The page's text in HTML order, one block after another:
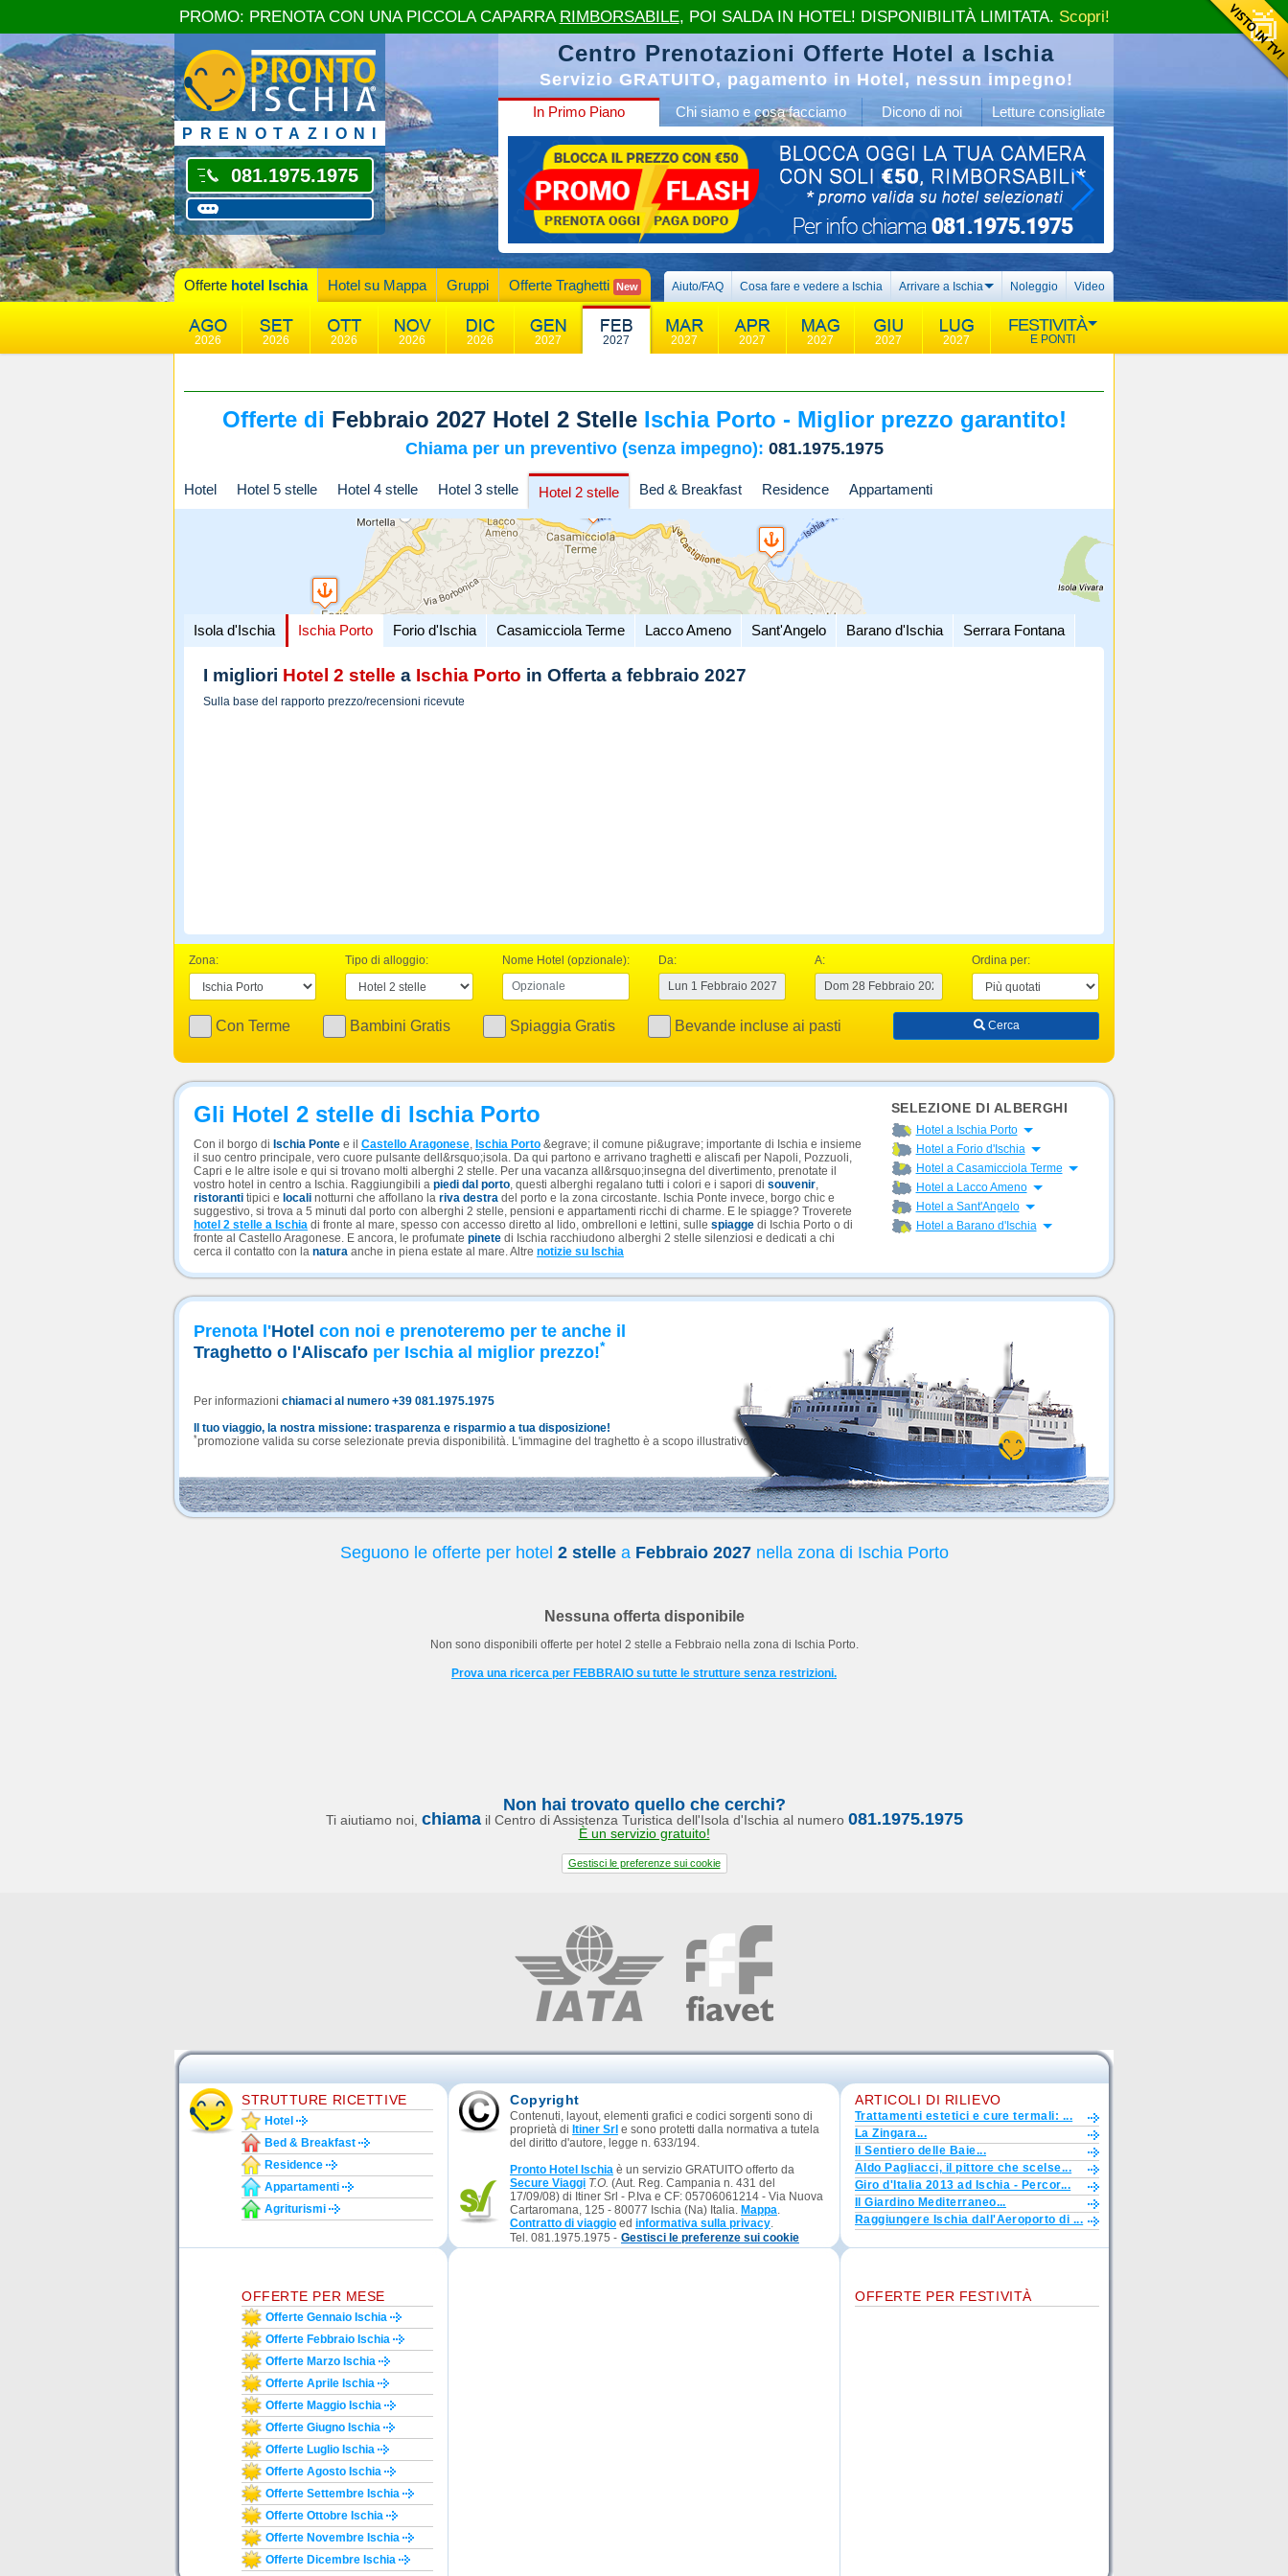
PRENOTAZIONI
081.1975.1975
Centro Prenotazioni Offerte Hotel a Ischia
Servizio GRATUITO, pagamento in Hotel, nessun impegno!
In Primo Piano Chi siamo e cosa facciamo Dicono di noi Letture consigliate
Offerte hotel Ischia Hotel su Mappa Gruppi Offerte Traghetti New Aiuto/FAQ Cosa fare e vedere a Ischia Arrivare a Ischia Noleggio Video
2026 2026 2026 2026 2026 2027 2027 2027 2027 2027 2027 2027
FESTIVITÀ
E PONTI
Offerte di Febbraio 2027 Hotel 2 StelleIschia Porto - Miglior prezzo garantito!
Chiama per un preventivo (senza impegno): 081.1975.1975
Hotel Hotel 5 stelle Hotel 4 stelle Hotel 3 stelle Hotel 2 stelle Bed & Breakfast Residence Appartamenti
Isola d'Ischia Ischia Porto Forio d'Ischia Casamicciola Terme Lacco Ameno Sant'Angelo Barano d'Ischia Serrara Fontana
I migliori Hotel 2 stelle a Ischia Porto in Offerta a febbraio 2027
Sulla base del rapporto prezzo/recensioni ricevute
Zona: Tipo di alloggio: Nome Hotel (opzionale): Da: A: Ordina per:
Con Terme Bambini Gratis Spiaggia Gratis Bevande incluse ai pasti Cerca
Gli Hotel 2 stelle di Ischia Porto
Con il borgo di Ischia Ponte e il Castello Aragonese, Ischia Porto &egrave; il comune pi&ugrave; importante di Ischia e insieme
il suo centro principale, vero cuore pulsante dell&rsquo;isola. Da qui partono e arrivano traghetti e aliscafi per Napoli, Pozzuoli,
Capri e le altre isole e qui si trovano molti alberghi 2 stelle. Per una vacanza all&rsquo;insegna del divertimento, prenotate il
vostro hotel in centro a Ischia. Raggiungibili a piedi dal porto, questi alberghi regalano tutti i colori e i sapori di souvenir,
ristoranti tipici e locali notturni che affollano la riva destra del porto e la zona circostante. Ischia Ponte invece, borgo chic e
suggestivo, si trova a 5 minuti dal porto con alberghi 2 stelle, pensioni e appartamenti ricchi di charme. E le spiagge? Troverete
hotel 2 stelle a Ischia di fronte al mare, spesso con accesso diretto al lido, ombrelloni e lettini, sulle spiagge di Ischia Porto o di
fronte al Castello Aragonese. E ancora, le profumate pinete di Ischia racchiudono alberghi 2 stelle silenziosi e dedicati a chi
cerca il contatto con la natura anche in piena estate al mare. Altre notizie su Ischia
SELEZIONE DI ALBERGHI
Hotel a Ischia Porto Apri menu
Hotel a Forio d'Ischia Apri menu
Hotel a Casamicciola Terme Apri menu
Hotel a Lacco Ameno Apri menu
Hotel a Sant'Angelo Apri menu
Hotel a Barano d'Ischia Apri menu
Prenota l'Hotel con noi e prenoteremo per te anche il
Traghetto o l'Aliscafo per Ischia al miglior prezzo!*
Per informazioni chiamaci al numero +39 081.1975.1975
Il tuo viaggio, la nostra missione: trasparenza e risparmio a tua disposizione!
*promozione valida su corse selezionate previa disponibilità. L'immagine del traghetto è a scopo illustrativo.
Seguono le offerte per hotel 2 stellea Febbraio 2027nella zona di Ischia Porto
Nessuna offerta disponibile
Non sono disponibili offerte per hotel 2 stelle a Febbraio nella zona di Ischia Porto.
Prova una ricerca per FEBBRAIO su tutte le strutture senza restrizioni.
Non hai trovato quello che cerchi?
Ti aiutiamo noi, chiamail Centro di Assistenza Turistica dell'Isola d'Ischia al numero 081.1975.1975
È un servizio gratuito!
Gestisci le preferenze sui cookie
STRUTTURE RICETTIVE
Hotel
Bed & Breakfast
Residence
Appartamenti
Agriturismi
Copyright
Contenuti, layout, elementi grafici e codici sorgenti sono di
proprietà di Itiner Srl e sono protetti dalla normativa a tutela
del diritto d'autore, legge n. 633/194.
Pronto Hotel Ischia è un servizio GRATUITO offerto da
Secure Viaggi T.O. (Aut. Reg. Campania n. 431 del
17/09/08) di Itiner Srl - P.Iva e CF: 05706061214 - Via Nuova
Cartaromana, 125 - 80077 Ischia (Na) Italia. Mappa.
Contratto di viaggio ed informativa sulla privacy.
Tel. 081.1975.1975 - Gestisci le preferenze sui cookie
ARTICOLI DI RILIEVO
Trattamenti estetici e cure termali: ...
La Zingara...
Il Sentiero delle Baie...
Aldo Pagliacci, il pittore che scelse...
Giro d'Italia 2013 ad Ischia - Percor...
Il Giardino Mediterraneo...
Raggiungere Ischia dall'Aeroporto di ...
OFFERTE PER MESE
Offerte Gennaio Ischia
Offerte Febbraio Ischia
Offerte Marzo Ischia
Offerte Aprile Ischia
Offerte Maggio Ischia
Offerte Giugno Ischia
Offerte Luglio Ischia
Offerte Agosto Ischia
Offerte Settembre Ischia
Offerte Ottobre Ischia
Offerte Novembre Ischia
Offerte Dicembre Ischia
OFFERTE PER FESTIVITÀ
PROMO: PRENOTA CON UNA PICCOLA CAPARRA RIMBORSABILE, POI SALDA IN HOTEL! DISPONIBILITÀ LIMITATA. Scopri!